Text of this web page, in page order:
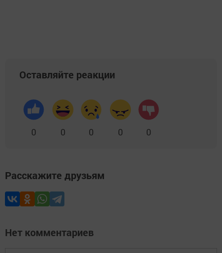
Оставляйте реакции
0 0 0 0 0
Расскажите друзьям
Нет комментариев